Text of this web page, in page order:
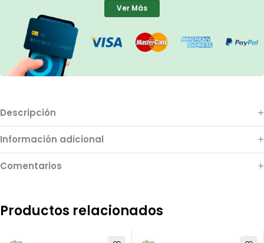
Ver Más
Descripción
Información adicional
Comentarios
Productos relacionados